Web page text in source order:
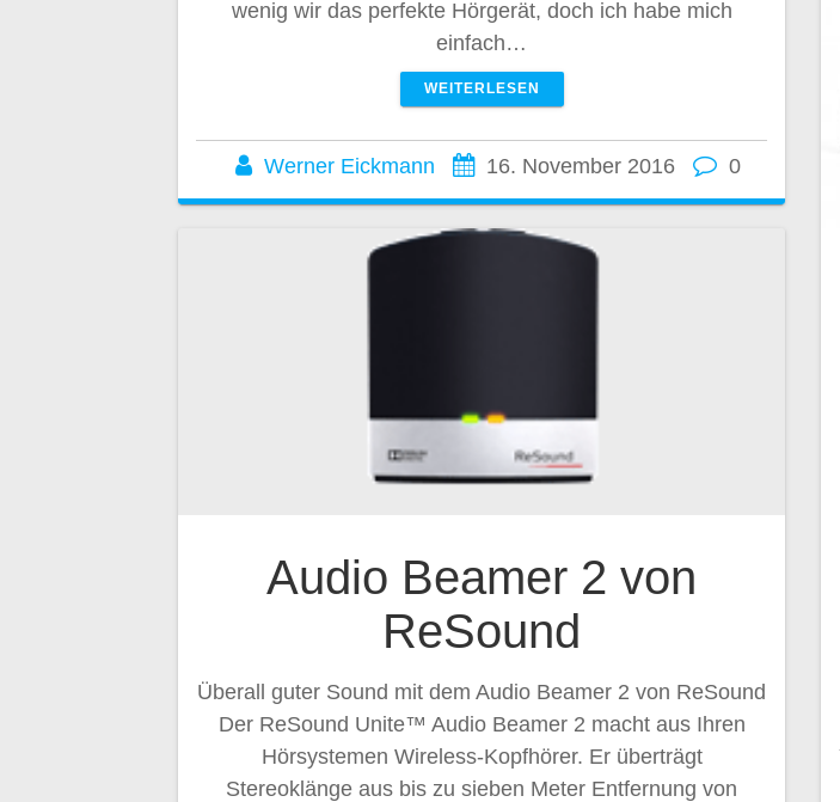
wenig wir das perfekte Hörgerät, doch ich habe mich
einfach…
WEITERLESEN
Werner Eickmann 16. November 2016 0
Audio Beamer 2 von
ReSound
Überall guter Sound mit dem Audio Beamer 2 von ReSound
Der ReSound Unite™ Audio Beamer 2 macht aus Ihren
Hörsystemen Wireless-Kopfhörer. Er überträgt
Stereoklänge aus bis zu sieben Meter Entfernung von